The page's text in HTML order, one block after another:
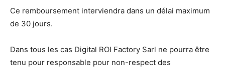
Ce remboursement interviendra dans un délai maximum
de 30 jours.
Dans tous les cas Digital ROI Factory Sarl ne pourra être
tenu pour responsable pour non-respect des